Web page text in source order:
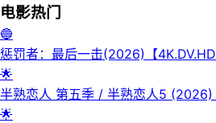
电影热门
🔵
惩罚者：最后一击(2026)【
幕】【杜比全景声】【动作/惊悚】
🌟
半熟恋人 第五季 / 半熟恋人5 (2026)
MAX+] [更新0602期]
🌟